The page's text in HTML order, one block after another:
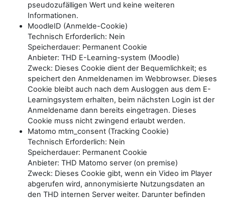
pseudozufälligen Wert und keine weiteren
Informationen.
MoodleID (Anmelde-Cookie)
Technisch Erforderlich: Nein
Speicherdauer: Permanent Cookie
Anbieter: THD E-Learning-system (Moodle)
Zweck: Dieses Cookie dient der Bequemlichkeit; es
speichert den Anmeldenamen im Webbrowser. Dieses
Cookie bleibt auch nach dem Ausloggen aus dem E-
Learningsystem erhalten, beim nächsten Login ist der
Anmeldename dann bereits eingetragen. Dieses
Cookie muss nicht zwingend erlaubt werden.
Matomo mtm_consent (Tracking Cookie)
Technisch Erforderlich: Nein
Speicherdauer: Permanent Cookie
Anbieter: THD Matomo server (on premise)
Zweck: Dieses Cookie gibt, wenn ein Video im Player
abgerufen wird, annonymisierte Nutzungsdaten an
den THD internen Server weiter. Darunter befinden